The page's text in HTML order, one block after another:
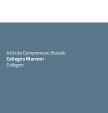
Istituto Comprensivo Statale
Collegno Marconi
Collegno